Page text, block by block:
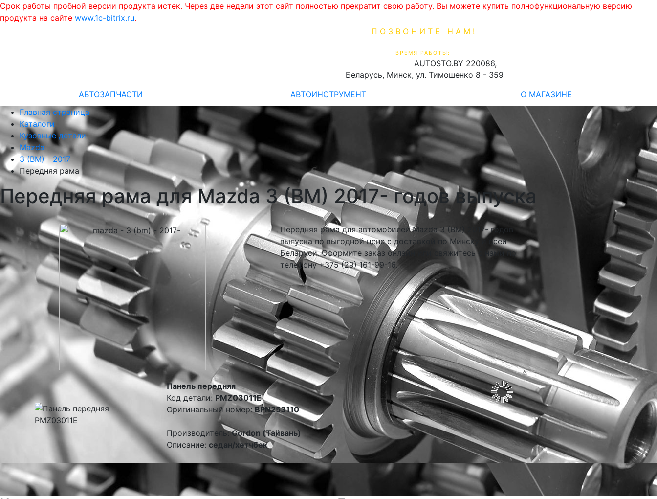
Срок работы пробной версии продукта истек. Через две недели этот сайт полностью прекратит свою работу. Вы можете купить полнофункциональную версию
продукта на сайте www.1c-bitrix.ru.
ПОЗВОНИТЕ НАМ!
ВРЕМЯ РАБОТЫ:
AUTOSTO.BY 220086,
Беларусь, Минск, ул. Тимошенко 8 - 359
АВТОЗАПЧАСТИ АВТОИНСТРУМЕНТ
О МАГАЗИНЕ
Главная страница
Каталоги
Кузовные детали
Mazda
3 (BM) - 2017-
Передняя рама
Передняя рама для Mazda 3 (BM) 2017- годов выпуска
Передняя рама для автомобилей Mazda 3 (BM) 2017- годов
выпуска по выгодной цене с доставкой по Минску и всей
Беларуси. Оформите заказ онлайн или свяжитесь с нами по
телефону +375 (29) 161-99-16.
Панель передняя
Код детали: PMZ03011E
Оригинальный номер:BPN253110
Производитель:Gordon (Тайвань)
Описание: седан/хетчбек